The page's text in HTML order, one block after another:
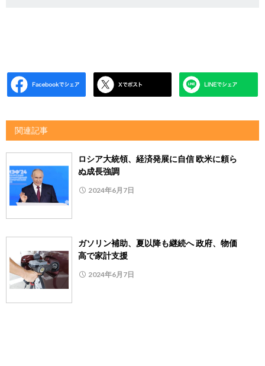
関連記事
ロシア大統領、経済発展に自信 欧米に頼ら
ぬ成長強調
2024年6月7日
ガソリン補助、夏以降も継続へ 政府、物価
高で家計支援
2024年6月7日